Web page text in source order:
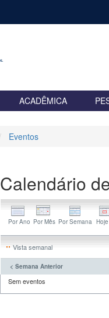
ACADÊMICA
Eventos
Calendário
Vista semanal
< Semana Anterior
Sem eventos